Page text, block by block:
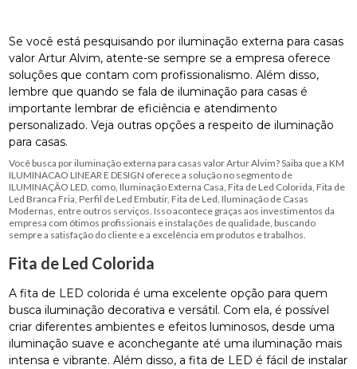
Se você está pesquisando por iluminação externa para casas
valor Artur Alvim, atente-se sempre se a empresa oferece
soluções que contam com profissionalismo. Além disso,
lembre que quando se fala de iluminação para casas é
importante lembrar de eficiência e atendimento
personalizado. Veja outras opções a respeito de iluminação
para casas.
Você busca por iluminação externa para casas valor Artur Alvim? Saiba que a KM
ILUMINACAO LINEAR E DESIGN oferece a solução no segmento de
ILUMINAÇÃO LED, como, Iluminação Externa Casa, Fita de Led Colorida, Fita de
Led Branca Fria, Perfil de Led Embutir, Fita de Led, Iluminação de Casas
Modernas, entre outros serviços. Isso acontece graças aos investimentos da
empresa com ótimos profissionais e instalações de qualidade, buscando
sempre a satisfação do cliente e a excelência em produtos e trabalhos.
Fita de Led Colorida
A fita de LED colorida é uma excelente opção para quem
busca iluminação decorativa e versátil. Com ela, é possível
criar diferentes ambientes e efeitos luminosos, desde uma
iluminação suave e aconchegante até uma iluminação mais
intensa e vibrante. Além disso, a fita de LED é fácil de instalar